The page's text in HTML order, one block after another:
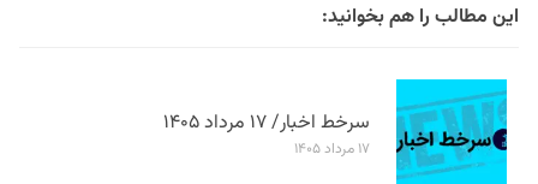
این مطالب را هم بخوانید:
سرخط اخبار/ ۱۷ مرداد ۱۴۰۵
۱۷ مرداد ۱۴۰۵